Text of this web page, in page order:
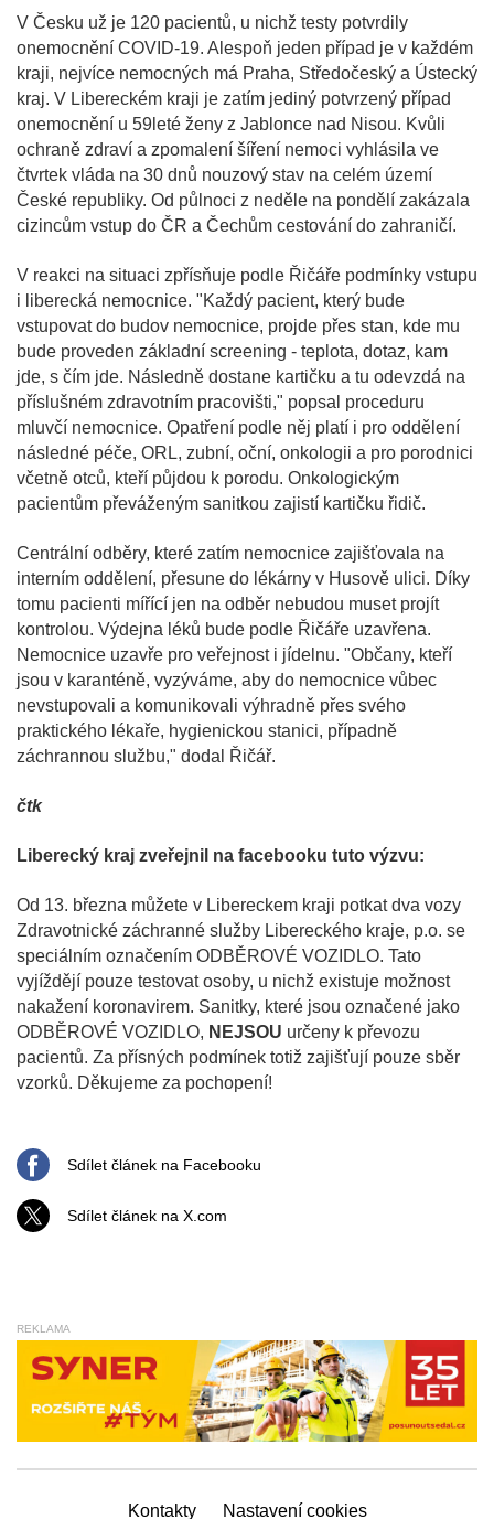
V Česku už je 120 pacientů, u nichž testy potvrdily
onemocnění COVID-19. Alespoň jeden případ je v každém
kraji, nejvíce nemocných má Praha, Středočeský a Ústecký
kraj. V Libereckém kraji je zatím jediný potvrzený případ
onemocnění u 59leté ženy z Jablonce nad Nisou. Kvůli
ochraně zdraví a zpomalení šíření nemoci vyhlásila ve
čtvrtek vláda na 30 dnů nouzový stav na celém území
České republiky. Od půlnoci z neděle na pondělí zakázala
cizincům vstup do ČR a Čechům cestování do zahraničí.
V reakci na situaci zpřísňuje podle Řičáře podmínky vstupu
i liberecká nemocnice. "Každý pacient, který bude
vstupovat do budov nemocnice, projde přes stan, kde mu
bude proveden základní screening - teplota, dotaz, kam
jde, s čím jde. Následně dostane kartičku a tu odevzdá na
příslušném zdravotním pracovišti," popsal proceduru
mluvčí nemocnice. Opatření podle něj platí i pro oddělení
následné péče, ORL, zubní, oční, onkologii a pro porodnici
včetně otců, kteří půjdou k porodu. Onkologickým
pacientům převáženým sanitkou zajistí kartičku řidič.
Centrální odběry, které zatím nemocnice zajišťovala na
interním oddělení, přesune do lékárny v Husově ulici. Díky
tomu pacienti mířící jen na odběr nebudou muset projít
kontrolou. Výdejna léků bude podle Řičáře uzavřena.
Nemocnice uzavře pro veřejnost i jídelnu. "Občany, kteří
jsou v karanténě, vyzýváme, aby do nemocnice vůbec
nevstupovali a komunikovali výhradně přes svého
praktického lékaře, hygienickou stanici, případně
záchrannou službu," dodal Řičář.
čtk
Liberecký kraj zveřejnil na facebooku tuto výzvu:
Od 13. března můžete v Libereckem kraji potkat dva vozy
Zdravotnické záchranné služby Libereckého kraje, p.o. se
speciálním označením ODBĚROVÉ VOZIDLO. Tato
vyjíždějí pouze testovat osoby, u nichž existuje možnost
nakažení koronavirem. Sanitky, které jsou označené jako
ODBĚROVÉ VOZIDLO, NEJSOU určeny k převozu
pacientů. Za přísných podmínek totiž zajišťují pouze sběr
vzorků. Děkujeme za pochopení!
Sdílet článek na Facebooku
Sdílet článek na X.com
REKLAMA
Kontakty Nastavení cookies